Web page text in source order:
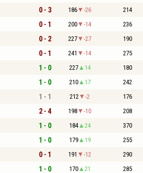
0 - 3 186 -26 214
0 - 1 200 -14 236
0 - 2 227 -27 190
0 - 1 241 -14 275
1 - 0 227 14 180
1 - 0 210 17 242
1 - 1 212 -2 176
2 - 4 198 -10 208
1 - 0 184 24 370
1 - 0 179 19 255
0 - 1 191 -12 290
1 - 0 170 21 285